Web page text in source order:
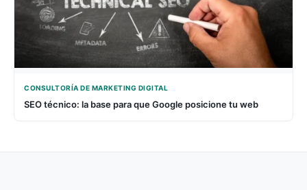
CONSULTORÍA DE MARKETING DIGITAL
SEO técnico: la base para que Google posicione tu web